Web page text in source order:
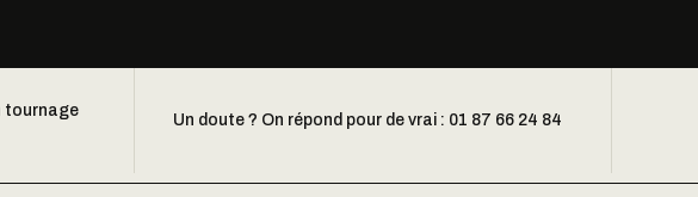
tournage
Un doute ? On répond pour de vrai : 01 87 66 24 84